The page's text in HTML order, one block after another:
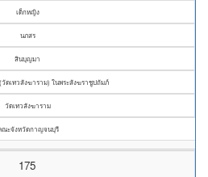
เด็กหญิง
นภสร
สินบุญมา
วัดเทวสังฆาราม) ในพระสังฆราชูปถัมภ์
วัดเทวสังฆาราม
ณะจังหวัดกาญจนบุรี
175